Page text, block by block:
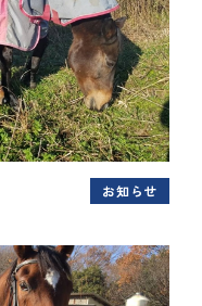
お知らせ